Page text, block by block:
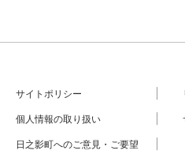
サイトポリシー
個人情報の取り扱い
日之影町へのご意見・ご要望